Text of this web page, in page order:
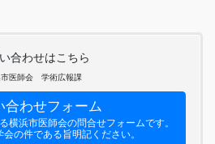
合わせはこちら
市医師会 学術広報課
合わせフォーム
横浜市医師会の問合せフォームです。
会の件である旨明記ください。